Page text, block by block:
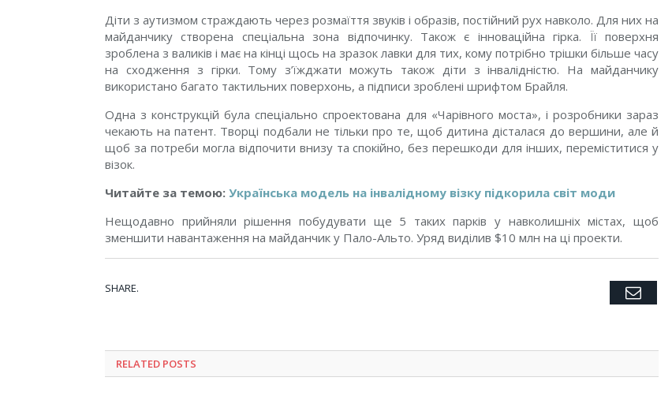
Діти з аутизмом страждають через розмаїття звуків і образів, постійний рух навколо. Для них на
майданчику створена спеціальна зона відпочинку. Також є інноваційна гірка. Її поверхня
зроблена з валиків і має на кінці щось на зразок лавки для тих, кому потрібно трішки більше часу
на сходження з гірки. Тому з’їжджати можуть також діти з інвалідністю. На майданчику
використано багато тактильних поверхонь, а підписи зроблені шрифтом Брайля.
Одна з конструкцій була спеціально спроектована для «Чарівного моста», і розробники зараз
чекають на патент. Творці подбали не тільки про те, щоб дитина дісталася до вершини, але й
щоб за потреби могла відпочити внизу та спокійно, без перешкоди для інших, переміститися у
візок.
Читайте за темою: Українська модель на інвалідному візку підкорила світ моди
Нещодавно прийняли рішення побудувати ще 5 таких парків у навколишніх містах, щоб
зменшити навантаження на майданчик у Пало-Альто. Уряд виділив $10 млн на ці проекти.
SHARE. Twitter
Facebook
Google+
Pinterest
LinkedIn
TumblrEmail
RELATED POSTS